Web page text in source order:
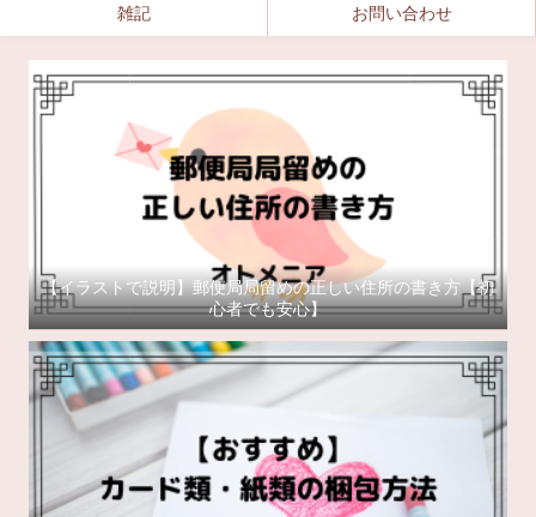
雑記 お問い合わせ
【イラストで説明】郵便局局留めの正しい住所の書き方【初
心者でも安心】